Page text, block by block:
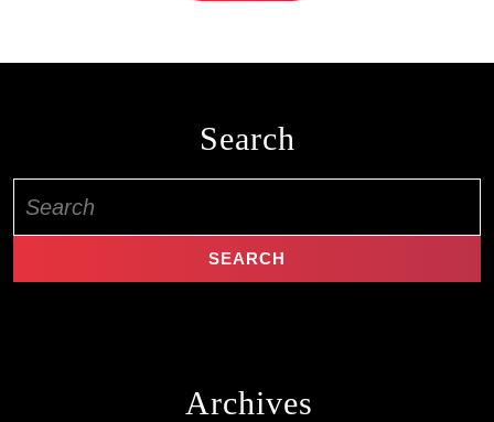
Search
for:
Archives